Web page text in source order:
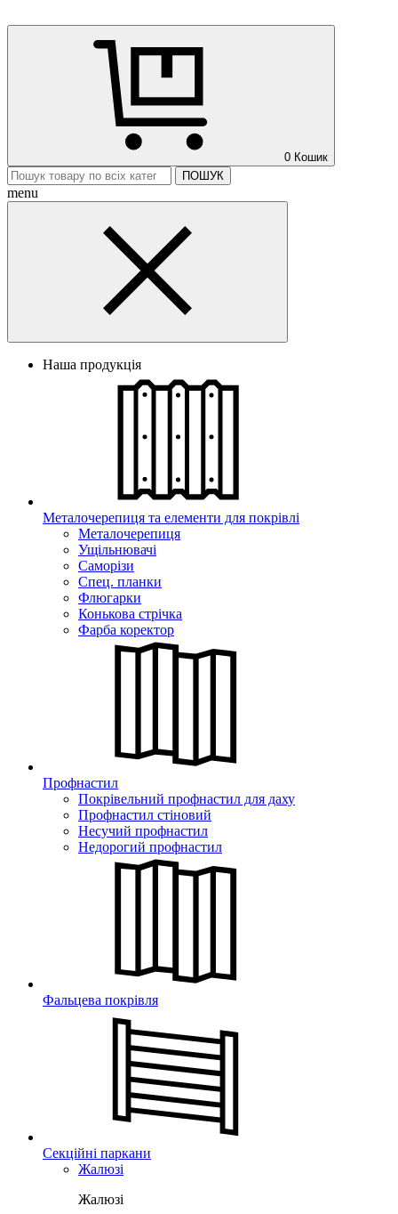
0 Кошик
ПОШУК
menu
Наша продукція
Металочерепиця та елементи для покрівлі
Металочерепиця
Ущільнювачі
Саморізи
Спец. планки
Флюгарки
Конькова стрічка
Фарба коректор
Профнастил
Покрівельний профнастил для даху
Профнастил стіновий
Несучий профнастил
Недорогий профнастил
Фальцева покрівля
Секційні паркани
Жалюзі
Жалюзі